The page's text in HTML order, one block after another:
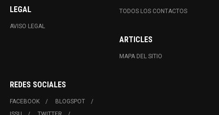
LEGAL
AVISO LEGAL
TODOS LOS CONTACTOS
ARTICLES
MAPA DEL SITIO
REDES SOCIALES
FACEBOOK
BLOGSPOT